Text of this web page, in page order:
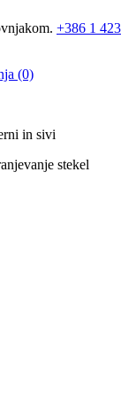
+386 1 423
(0)
in sivi
stekel